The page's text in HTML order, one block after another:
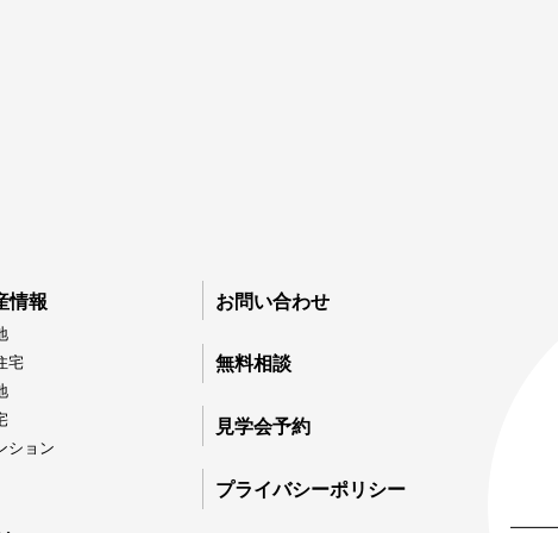
情報
宅
ション
お問い合わせ
無料相談
見学会予約
プライバシーポリシー